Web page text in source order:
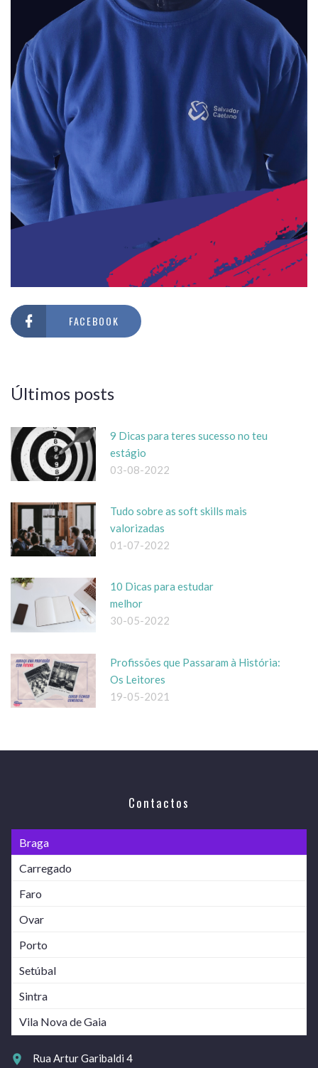
FACEBOOK
Últimos posts
9 Dicas para teres sucesso no teu
estágio
03-08-2022
Tudo sobre as soft skills mais
valorizadas
01-07-2022
10 Dicas para estudar
melhor
30-05-2022
Profissões que Passaram à História:
Os Leitores
19-05-2021
Contactos
Braga
Carregado
Faro
Ovar
Porto
Setúbal
Sintra
Vila Nova de Gaia
Rua Artur Garibaldi 4